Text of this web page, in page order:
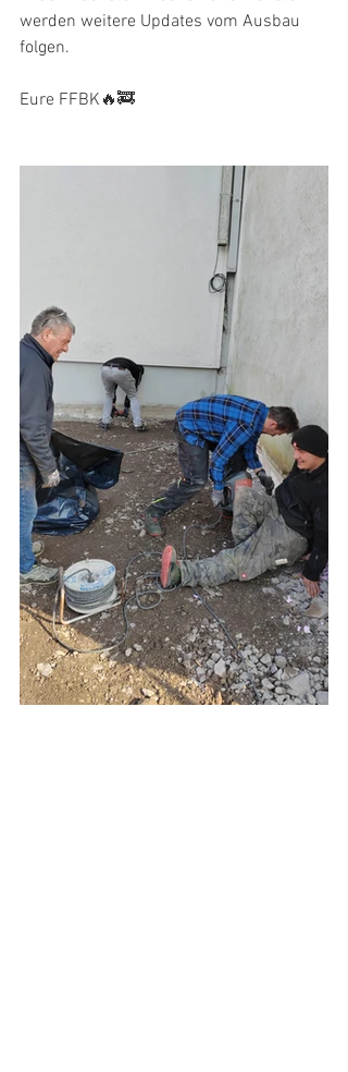
werden weitere Updates vom Ausbau
folgen.
Eure FFBK🔥🚒